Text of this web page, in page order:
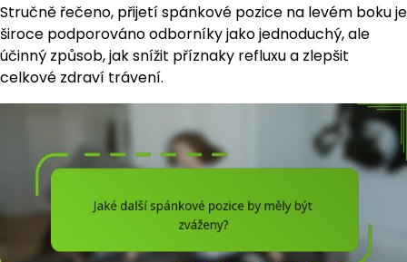
Stručně řečeno, přijetí spánkové pozice na levém boku je
široce podporováno odborníky jako jednoduchý, ale
účinný způsob, jak snížit příznaky refluxu a zlepšit
celkové zdraví trávení.